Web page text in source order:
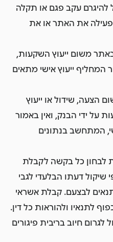
להיגרם עקב פגם או תקלה
את האתר או את
באתר משום ייעוץ השקעות,
המחליף ייעוץ אישי מתאים
הצעה, שידול או ייעוץ
על ידי הבנק, ואין באמור
המתחשב בנתונים
לבחון כל בקשה לקבלת
דעתו הבלעדי לגבי
לבצעם. קבלת אשראי
לתנאיו ולהוראות כל דין.
לגרום חיוב בריבית פיגורים